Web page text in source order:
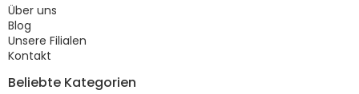
Über uns
Blog
Unsere Filialen
Kontakt
Beliebte Kategorien